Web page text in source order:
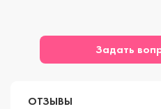
Задать
ОТЗЫВЫ